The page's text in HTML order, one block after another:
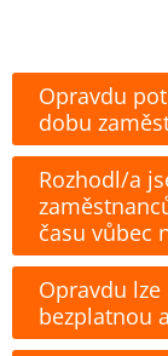
Opravdu
dobu
Rozhodl/a
času vůbec
Opravdu
bezplatnou